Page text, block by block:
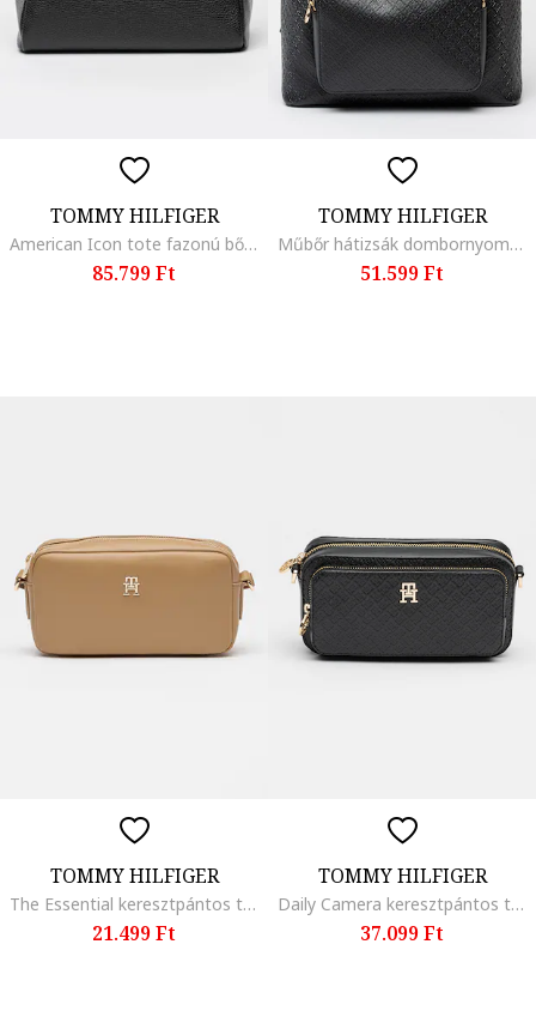
TOMMY HILFIGER
American Icon tote fazonú bőrtáska, Fekete
85.799 Ft
TOMMY HILFIGER
Műbőr hátizsák dombornyomott logóval, Fekete
51.599 Ft
TOMMY HILFIGER
The Essential keresztpántos táska, Homokbarna
21.499 Ft
TOMMY HILFIGER
Daily Camera keresztpántos táska logóval, Fekete
37.099 Ft